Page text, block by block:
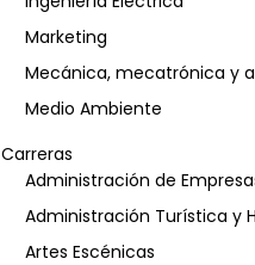
Marketing
Mecánica, mecatrónica y
Medio Ambiente
Minería e Hidrocarburos
Salud y Psicología
Seguridad
Carreras
Administración de
Administración Turística y
Artes Escénicas